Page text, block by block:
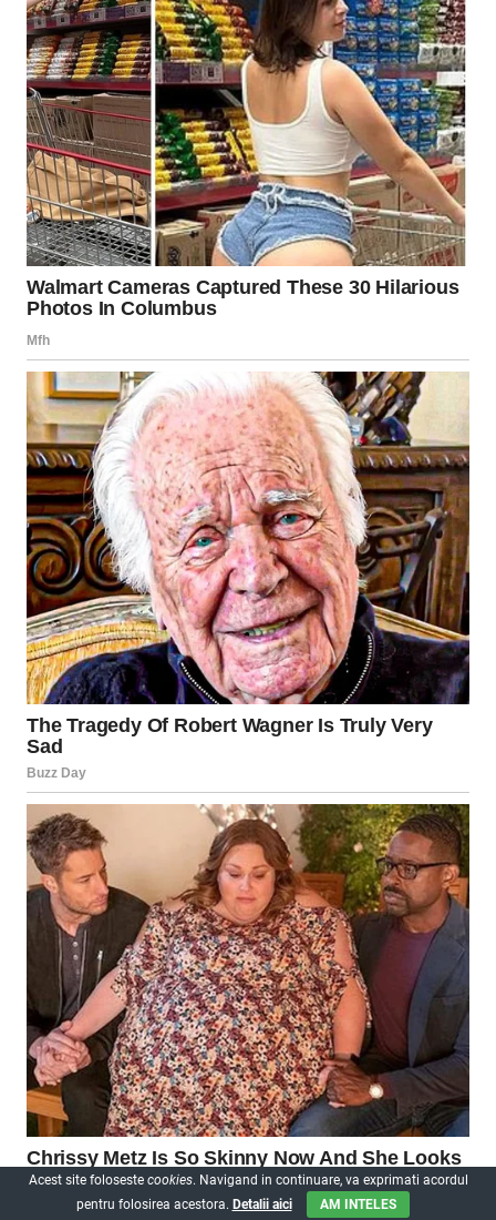
Acest site foloseste cookies. Navigand in continuare, va exprimati acordul
pentru folosirea acestora. Detalii aici AM INTELES